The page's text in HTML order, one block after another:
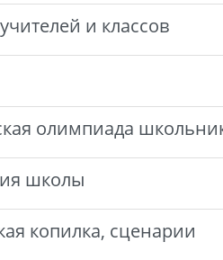
и классов
олимпиада
школы
копилка, сценарии